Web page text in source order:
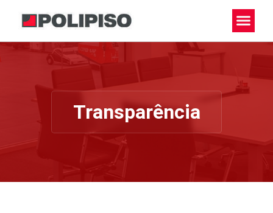
Transparência